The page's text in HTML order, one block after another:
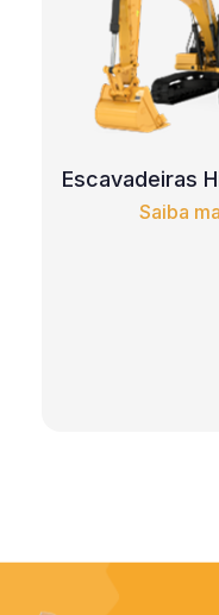
Escavadeiras
Saiba